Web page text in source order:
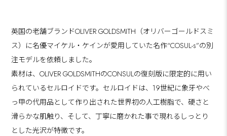
英国の老舗ブランドOLIVER GOLDSMITH（オリバーゴールドスミ
ス）に名優マイケル・ケインが愛用していた名作“COSUL-s”の別
注モデルを依頼しました。
素材は、OLIVER GOLDSMITHのCONSULの復刻版に限定的に用い
られているセルロイドです。セルロイドは、19世紀に象牙やべ
っ甲の代用品として作り出された世界初の人工樹脂で、硬さと
滑らかな肌触り、そして、丁寧に磨かれた事で現れるしっとり
とした光沢が特徴です。